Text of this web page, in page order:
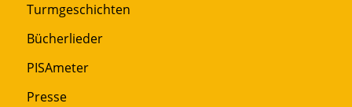
Turmgeschichten
Bücherlieder
PISAmeter
Presse